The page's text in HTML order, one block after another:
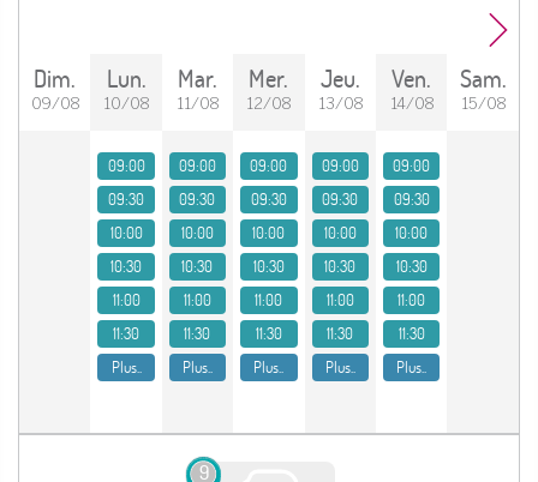
dim.
09/08
lun.
10/08
mar.
11/08
mer.
12/08
jeu.
13/08
ven.
14/08
sam.
15/08
09:00
09:30
10:00
10:30
11:00
11:30
Plus..
09:00
09:30
10:00
10:30
11:00
11:30
Plus..
09:00
09:30
10:00
10:30
11:00
11:30
Plus..
09:00
09:30
10:00
10:30
11:00
11:30
Plus..
09:00
09:30
10:00
10:30
11:00
11:30
Plus..
9